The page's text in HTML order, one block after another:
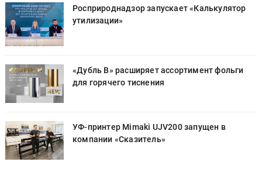
Росприроднадзор запускает «Калькулятор
утилизации»
«Дубль В» расширяет ассортимент фольги
для горячего тиснения
УФ-принтер Mimaki UJV200 запущен в
компании «Сказитель»